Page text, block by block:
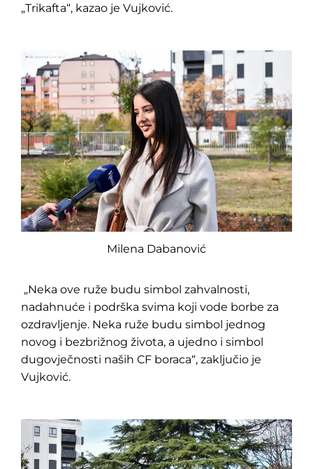
„Trikafta“, kazao je Vujković.
Milena Dabanović
„Neka ove ruže budu simbol zahvalnosti,
nadahnuće i podrška svima koji vode borbe za
ozdravljenje. Neka ruže budu simbol jednog
novog i bezbrižnog života, a ujedno i simbol
dugovječnosti naših CF boraca“, zaključio je
Vujković.